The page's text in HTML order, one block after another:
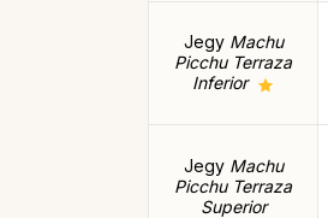
Jegy Machu
Picchu Terraza
Inferior
Jegy Machu
Picchu Terraza
Superior